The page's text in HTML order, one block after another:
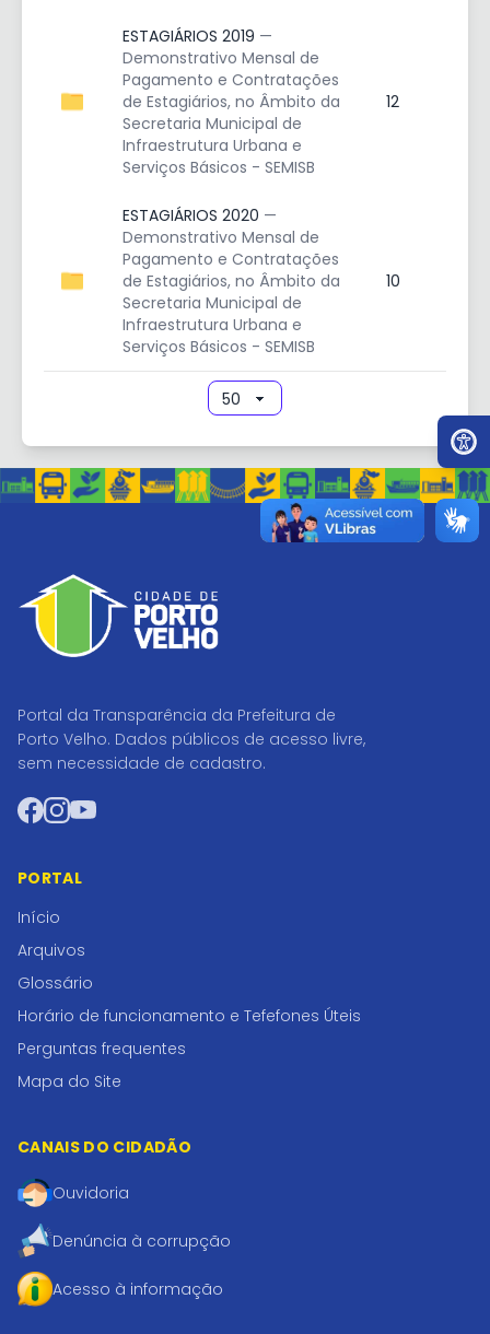
ESTAGIÁRIOS 2019 —
Demonstrativo Mensal de
Pagamento e Contratações
de Estagiários, no Âmbito da
Secretaria Municipal de
Infraestrutura Urbana e
Serviços Básicos - SEMISB
12
ESTAGIÁRIOS 2020 —
Demonstrativo Mensal de
Pagamento e Contratações
de Estagiários, no Âmbito da
Secretaria Municipal de
Infraestrutura Urbana e
Serviços Básicos - SEMISB
10
Portal da Transparência da Prefeitura de
Porto Velho. Dados públicos de acesso livre,
sem necessidade de cadastro.
Facebook
Instagram
YouTube
PORTAL
Início
Arquivos
Glossário
Horário de funcionamento e Tefefones Úteis
Perguntas frequentes
Mapa do Site
CANAIS DO CIDADÃO
Ouvidoria
Denúncia à corrupção
Acesso à informação
Ir